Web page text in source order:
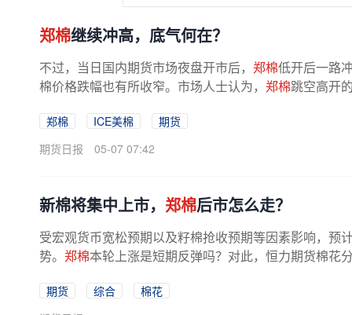
郑棉继续冲高，底气何在？
不过，当日国内期货市场夜盘开市后， 郑棉低开后一路
棉价格跌幅也有所收窄。市场人士认为， 郑棉跳空高开
郑棉 ICE美棉
期货
期货日报
05-07 07:42
新棉将集中上市， 郑棉后市怎么走？
受宏观货币宽松预期以及籽棉抢收预期等因素影响，预
势。 郑棉本轮上涨是短期反弹吗？对此，恒力期货棉花
期货 综合
棉花